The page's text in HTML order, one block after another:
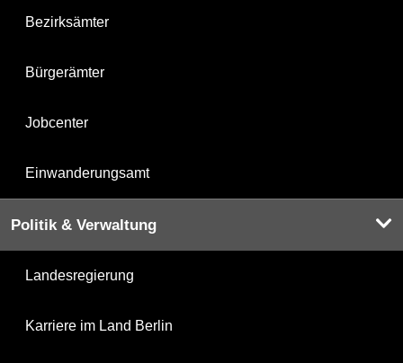
Bezirksämter
Bürgerämter
Jobcenter
Einwanderungsamt
Politik & Verwaltung
Landesregierung
Karriere im Land Berlin